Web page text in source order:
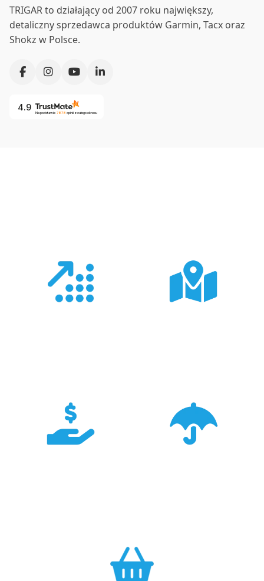
TRIGAR to działający od 2007 roku największy,
detaliczny sprzedawca produktów Garmin, Tacx oraz
Shokz w Polsce.
4.9
Na podstawie 7878 opinii z całego okresu